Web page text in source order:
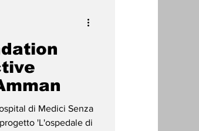
'L'ospedale di